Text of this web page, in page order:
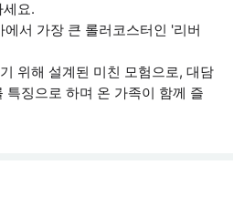
요.
서 가장 큰 롤러코스터인 '리버
위해 설계된 미친 모험으로, 대담
특징으로 하며 온 가족이 함께 즐